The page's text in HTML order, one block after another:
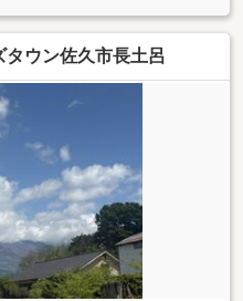
タウン佐久市長土呂